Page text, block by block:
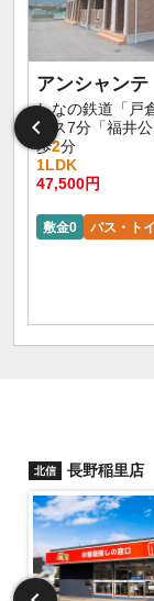
アンシャンテ
しなの鉄道「戸
バス7分「福井
歩2分
1LDK
47,500円
敷金0 バス・ト
北信 長野稲里店